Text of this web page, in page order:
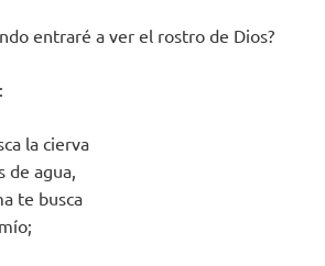
entraré a ver el rostro de Dios?
la cierva
de agua,
te busca